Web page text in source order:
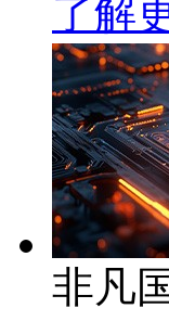
了解
非凡